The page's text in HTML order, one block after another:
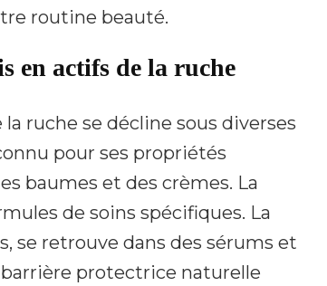
routine beauté.
en actifs de la ruche
ruche se décline sous diverses
pour ses propriétés
baumes et des crèmes. La
de soins spécifiques. La
se retrouve dans des sérums et
barrière protectrice naturelle